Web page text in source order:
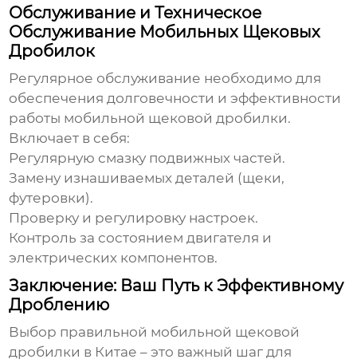
Обслуживание и Техническое
Обслуживание Мобильных Щековых
Дробилок
Регулярное обслуживание необходимо для
обеспечения долговечности и эффективности
работы мобильной щековой дробилки.
Включает в себя:
Регулярную смазку подвижных частей.
Замену изнашиваемых деталей (щеки,
футеровки).
Проверку и регулировку настроек.
Контроль за состоянием двигателя и
электрических компонентов.
Заключение: Ваш Путь к Эффективному
Дроблению
Выбор правильной мобильной щековой
дробилки в Китае – это важный шаг для